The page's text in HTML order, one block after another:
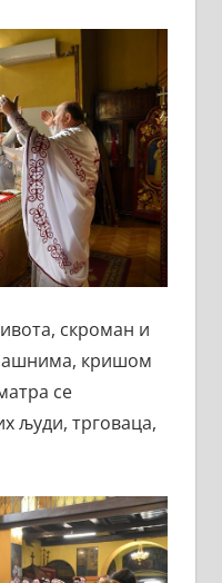
скроман и
кришом
се
људи, трговаца,